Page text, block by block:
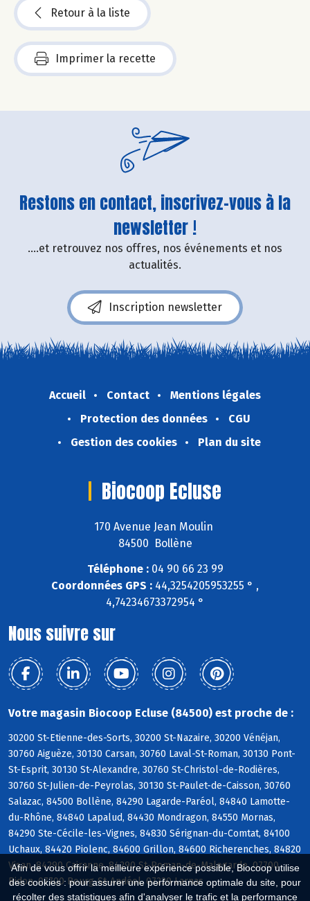
Afin de vous offrir la meilleure expérience possible, Biocoop utilise
des cookies : pour assurer une performance optimale du site, pour
récolter des statistiques afin d'analyser le trafic et la performance
Retour à la liste
Imprimer la recette
Restons en contact, inscrivez-vous à la
newsletter !
....et retrouvez nos offres, nos événements et nos
actualités.
Inscription newsletter
Accueil Contact
Mentions légales
Protection des données
CGU
Gestion des cookies
Plan du site
Biocoop Ecluse
170 Avenue Jean Moulin
84500 Bollène
Téléphone :04 90 66 23 99
Coordonnées GPS : 44,3254205953255 ° ,
4,74234673372954 °
Nous suivre sur
Votre magasin Biocoop Ecluse (84500) est proche de :
30200 St-Etienne-des-Sorts, 30200 St-Nazaire, 30200 Vénéjan,
30760 Aiguèze, 30130 Carsan, 30760 Laval-St-Roman, 30130 Pont-
St-Esprit, 30130 St-Alexandre, 30760 St-Christol-de-Rodières,
30760 St-Julien-de-Peyrolas, 30130 St-Paulet-de-Caisson, 30760
Salazac, 84500 Bollène, 84290 Lagarde-Paréol, 84840 Lamotte-
du-Rhône, 84840 Lapalud, 84430 Mondragon, 84550 Mornas,
84290 Ste-Cécile-les-Vignes, 84830 Sérignan-du-Comtat, 84100
Uchaux, 84420 Piolenc, 84600 Grillon, 84600 Richerenches, 84820
Visan, 84290 Cairanne, 84290 St-Roman-de-Malegarde, 07700
Bidon, 07700 Bourg-St-Andéol, 07220 Larnas